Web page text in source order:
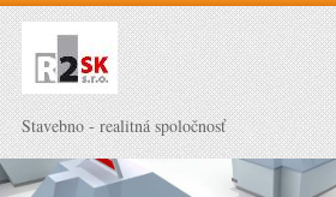
Stavebno - realitná spoločnosť